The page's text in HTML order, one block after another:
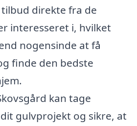
direkte fra de
interesseret i, hvilket
nogensinde at få
finde den bedste
kan tage
gulvprojekt og sikre, at